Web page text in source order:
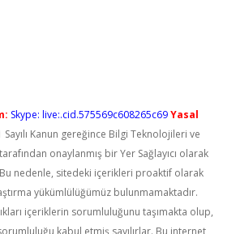
Skype: live:.cid.575569c608265c69Yasal
Sayılı Kanun gereğince Bilgi Teknolojileri ve
onaylanmış bir Yer Sağlayıcı olarak
nedenle, sitedeki içerikleri proaktif olarak
yükümlülüğümüz bulunmamaktadır.
içeriklerin sorumluluğunu taşımakta olup,
kabul etmiş sayılırlar. Bu internet